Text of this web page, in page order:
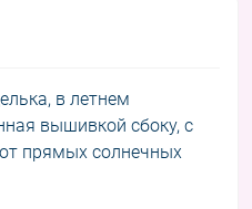
в летнем
вышивкой сбоку, с
прямых солнечных